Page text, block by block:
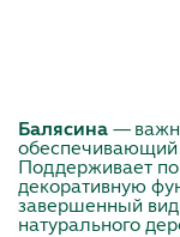
Балясина —
обеспечивающий
Поддерживает
декоративную
завершенный
натурального